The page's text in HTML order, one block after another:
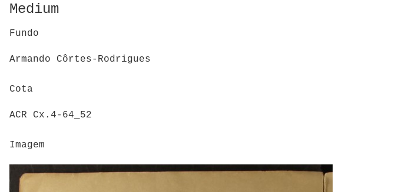
Medium
Fundo
Armando Côrtes-Rodrigues
Cota
ACR Cx.4-64_52
Imagem